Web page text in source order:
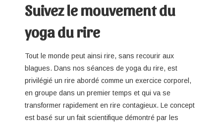
Suivez le mouvement du
yoga du rire
Tout le monde peut ainsi rire, sans recourir aux
blagues. Dans nos séances de yoga du rire, est
privilégié un rire abordé comme un exercice corporel,
en groupe dans un premier temps et qui va se
transformer rapidement en rire contagieux. Le concept
est basé sur un fait scientifique démontré par les